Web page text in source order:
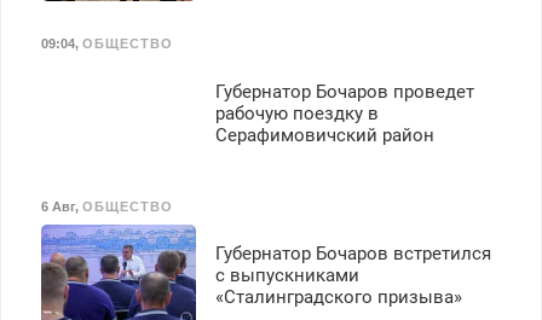
09:04, ОБЩЕСТВО
Губернатор Бочаров проведет
рабочую поездку в
Серафимовичский район
6 Авг, ОБЩЕСТВО
Губернатор Бочаров встретился
с выпускниками
«Сталинградского призыва»